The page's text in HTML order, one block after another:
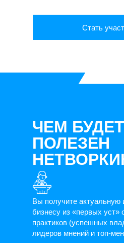
Стать
ЧЕМ БУДЕТ
ПОЛЕЗЕН
Вы получите
бизнесу из «первых уст»
практиков (успешных
лидеров мнений и топ-